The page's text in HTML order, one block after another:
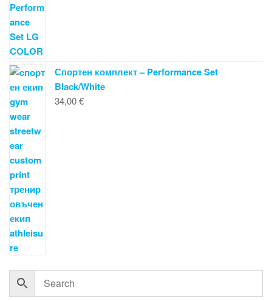
Спортен комплект – Performance Set
Black/White
34,00€